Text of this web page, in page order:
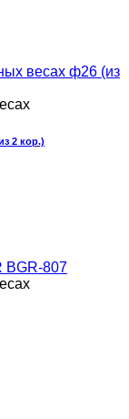
2 кор.)